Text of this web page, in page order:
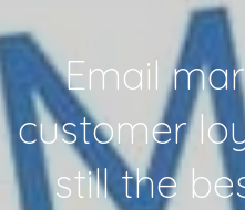
Email
customer
still the